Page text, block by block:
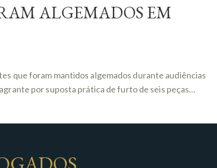
ALGEMADOS EM
que foram mantidos algemados durante audiências
por suposta prática de furto de seis peças…